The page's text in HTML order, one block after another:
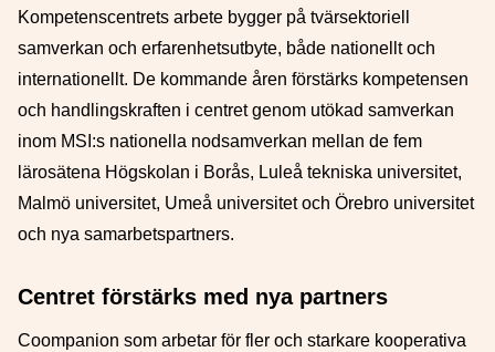
Kompetenscentrets arbete bygger på tvärsektoriell
samverkan och erfarenhetsutbyte, både nationellt och
internationellt. De kommande åren förstärks kompetensen
och handlingskraften i centret genom utökad samverkan
inom MSI:s nationella nodsamverkan mellan de fem
lärosätena Högskolan i Borås, Luleå tekniska universitet,
Malmö universitet, Umeå universitet och Örebro universitet
och nya samarbetspartners.
Centret förstärks med nya partners
Coompanion som arbetar för fler och starkare kooperativa